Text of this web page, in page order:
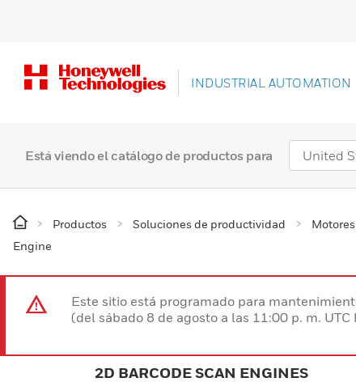
INDUSTRIAL AUTOMATION
Está viendo el catálogo de productos para
Productos Soluciones de productividad
Engine
Este sitio está programado para
(del sábado 8 de agosto a las 11:00 p. m.
2D BARCODE SCAN ENGINES